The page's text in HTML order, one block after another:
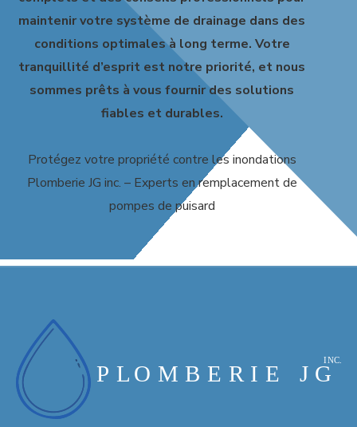
maintenir votre système de drainage dans des
conditions optimales à long terme. Votre
tranquillité d’esprit est notre priorité, et nous
sommes prêts à vous fournir des solutions
fiables et durables.
Protégez votre propriété contre les inondations
Plomberie JG inc. – Experts en remplacement de
pompes de puisard